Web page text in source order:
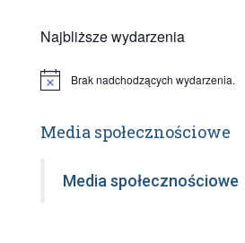
Najbliższe wydarzenia
i
a
Brak nadchodzących wydarzenia.
Media społecznościowe
Media społecznościowe